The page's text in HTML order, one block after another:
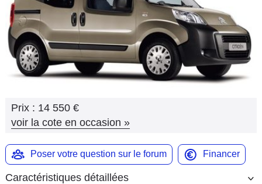
Flottes
Auto
Services
Forum
Moto
Marques
Prix : 14 550 €
voir la cote en occasion »
Poser votre question sur le forum Financer
Caractéristiques détaillées